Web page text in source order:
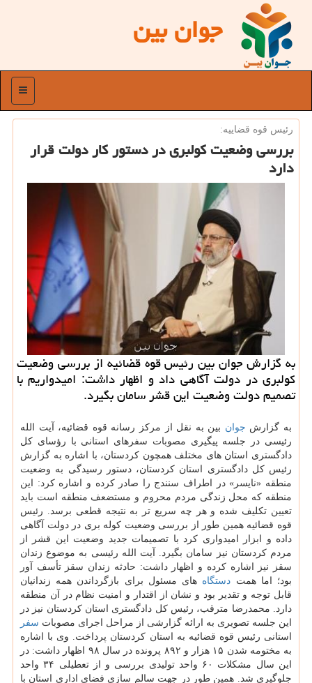
جوان بین
منو
رئیس قوه قضاییه:
بررسی وضعیت كولبری در دستور كار دولت قرار
دارد
به گزارش جوان بین رئیس قوه قضائیه از بررسی وضعیت
كولبری در دولت آگاهی داد و اظهار داشت: امیدواریم با
تصمیم دولت وضعیت این قشر سامان بگیرد.
به گزارش جوان بین به نقل از مرکز رسانه قوه قضائیه، آیت الله
رئیسی در جلسه پیگیری مصوبات سفرهای استانی با رؤسای کل
دادگستری استان های مختلف همچون کردستان، با اشاره به گزارش
رئیس کل دادگستری استان کردستان، دستور رسیدگی به وضعیت
منطقه «نایسر» در اطراف سنندج را صادر کرده و اشاره کرد: این
منطقه که محل زندگی مردم محروم و مستضعف منطقه است باید
تعیین تکلیف شده و هر چه سریع تر به نتیجه قطعی برسد. رئیس
قوه قضائیه همین طور از بررسی وضعیت کوله ‎بری در دولت آگاهی
داده و ابزار امیدواری کرد با تصمیمات جدید وضعیت این قشر از
مردم کردستان نیز سامان بگیرد. آیت الله رئیسی به موضوع زندان
سقز نیز اشاره کرده و اظهار داشت: حادثه زندان سقز تأسف آور
بود؛ اما همت دستگاه های مسئول برای بازگرداندن همه زندانیان
قابل توجه و تقدیر بود و نشان از اقتدار و امنیت نظام در آن منطقه
دارد. محمدرضا مترقب، رئیس کل دادگستری استان کردستان نیز در
این جلسه تصویری به ارائه گزارشی از مراحل اجرای مصوبات سفر
استانی رئیس قوه قضائیه به استان کردستان پرداخت. وی با اشاره
به مختومه شدن ۱۵ هزار و ۸۹۲ پرونده در سال ۹۸ اظهار داشت: در
این سال مشکلات ۶۰ واحد تولیدی بررسی و از تعطیلی ۳۴ واحد
جلوگیری شد. همین طور در جهت سالم سازی فضای اداری استان با